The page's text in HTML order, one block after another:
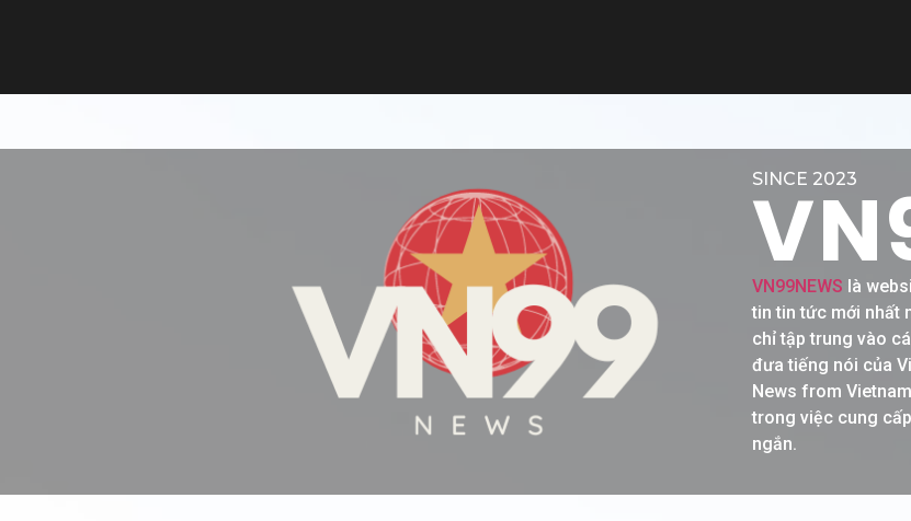
SINCE 2023
VN99NEWS là
tin tin tức mới nhất
chỉ tập trung vào
đưa tiếng nói của
News from
trong việc cung
ngắn.